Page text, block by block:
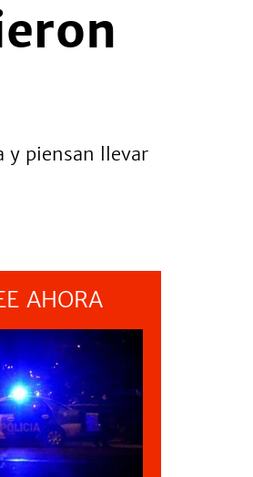
y piensan llevar
AHORA